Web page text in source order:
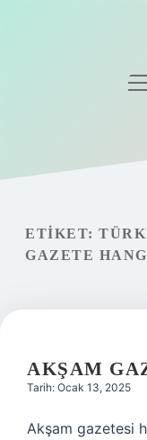
Gizlilik
Yasal Uyarı
ETIKET:
GAZETE
AKŞAM
Tarih: Ocak 13, 2025
Akşam gazetesi